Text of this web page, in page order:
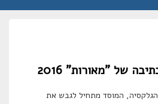
של "מאורות" 2016
המוסד מתחיל לגבש את